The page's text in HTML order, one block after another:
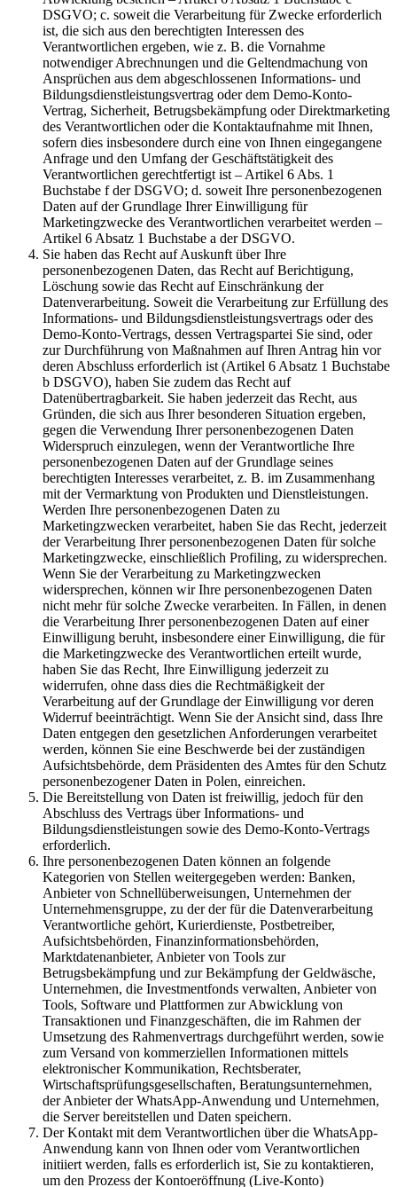
DSGVO; c. soweit die Verarbeitung für Zwecke erforderlich
ist, die sich aus den berechtigten Interessen des
Verantwortlichen ergeben, wie z. B. die Vornahme
notwendiger Abrechnungen und die Geltendmachung von
Ansprüchen aus dem abgeschlossenen Informations- und
Bildungsdienstleistungsvertrag oder dem Demo-Konto-
Vertrag, Sicherheit, Betrugsbekämpfung oder Direktmarketing
des Verantwortlichen oder die Kontaktaufnahme mit Ihnen,
sofern dies insbesondere durch eine von Ihnen eingegangene
Anfrage und den Umfang der Geschäftstätigkeit des
Verantwortlichen gerechtfertigt ist – Artikel 6 Abs. 1
Buchstabe f der DSGVO; d. soweit Ihre personenbezogenen
Daten auf der Grundlage Ihrer Einwilligung für
Marketingzwecke des Verantwortlichen verarbeitet werden –
Artikel 6 Absatz 1 Buchstabe a der DSGVO.
Sie haben das Recht auf Auskunft über Ihre
personenbezogenen Daten, das Recht auf Berichtigung,
Löschung sowie das Recht auf Einschränkung der
Datenverarbeitung. Soweit die Verarbeitung zur Erfüllung des
Informations- und Bildungsdienstleistungsvertrags oder des
Demo-Konto-Vertrags, dessen Vertragspartei Sie sind, oder
zur Durchführung von Maßnahmen auf Ihren Antrag hin vor
deren Abschluss erforderlich ist (Artikel 6 Absatz 1 Buchstabe
b DSGVO), haben Sie zudem das Recht auf
Datenübertragbarkeit. Sie haben jederzeit das Recht, aus
Gründen, die sich aus Ihrer besonderen Situation ergeben,
gegen die Verwendung Ihrer personenbezogenen Daten
Widerspruch einzulegen, wenn der Verantwortliche Ihre
personenbezogenen Daten auf der Grundlage seines
berechtigten Interesses verarbeitet, z. B. im Zusammenhang
mit der Vermarktung von Produkten und Dienstleistungen.
Werden Ihre personenbezogenen Daten zu
Marketingzwecken verarbeitet, haben Sie das Recht, jederzeit
der Verarbeitung Ihrer personenbezogenen Daten für solche
Marketingzwecke, einschließlich Profiling, zu widersprechen.
Wenn Sie der Verarbeitung zu Marketingzwecken
widersprechen, können wir Ihre personenbezogenen Daten
nicht mehr für solche Zwecke verarbeiten. In Fällen, in denen
die Verarbeitung Ihrer personenbezogenen Daten auf einer
Einwilligung beruht, insbesondere einer Einwilligung, die für
die Marketingzwecke des Verantwortlichen erteilt wurde,
haben Sie das Recht, Ihre Einwilligung jederzeit zu
widerrufen, ohne dass dies die Rechtmäßigkeit der
Verarbeitung auf der Grundlage der Einwilligung vor deren
Widerruf beeinträchtigt. Wenn Sie der Ansicht sind, dass Ihre
Daten entgegen den gesetzlichen Anforderungen verarbeitet
werden, können Sie eine Beschwerde bei der zuständigen
Aufsichtsbehörde, dem Präsidenten des Amtes für den Schutz
personenbezogener Daten in Polen, einreichen.
Die Bereitstellung von Daten ist freiwillig, jedoch für den
Abschluss des Vertrags über Informations- und
Bildungsdienstleistungen sowie des Demo-Konto-Vertrags
erforderlich.
Ihre personenbezogenen Daten können an folgende
Kategorien von Stellen weitergegeben werden: Banken,
Anbieter von Schnellüberweisungen, Unternehmen der
Unternehmensgruppe, zu der der für die Datenverarbeitung
Verantwortliche gehört, Kurierdienste, Postbetreiber,
Aufsichtsbehörden, Finanzinformationsbehörden,
Marktdatenanbieter, Anbieter von Tools zur
Betrugsbekämpfung und zur Bekämpfung der Geldwäsche,
Unternehmen, die Investmentfonds verwalten, Anbieter von
Tools, Software und Plattformen zur Abwicklung von
Transaktionen und Finanzgeschäften, die im Rahmen der
Umsetzung des Rahmenvertrags durchgeführt werden, sowie
zum Versand von kommerziellen Informationen mittels
elektronischer Kommunikation, Rechtsberater,
Wirtschaftsprüfungsgesellschaften, Beratungsunternehmen,
der Anbieter der WhatsApp-Anwendung und Unternehmen,
die Server bereitstellen und Daten speichern.
Der Kontakt mit dem Verantwortlichen über die WhatsApp-
Anwendung kann von Ihnen oder vom Verantwortlichen
initiiert werden, falls es erforderlich ist, Sie zu kontaktieren,
um den Prozess der Kontoeröffnung (Live-Konto)